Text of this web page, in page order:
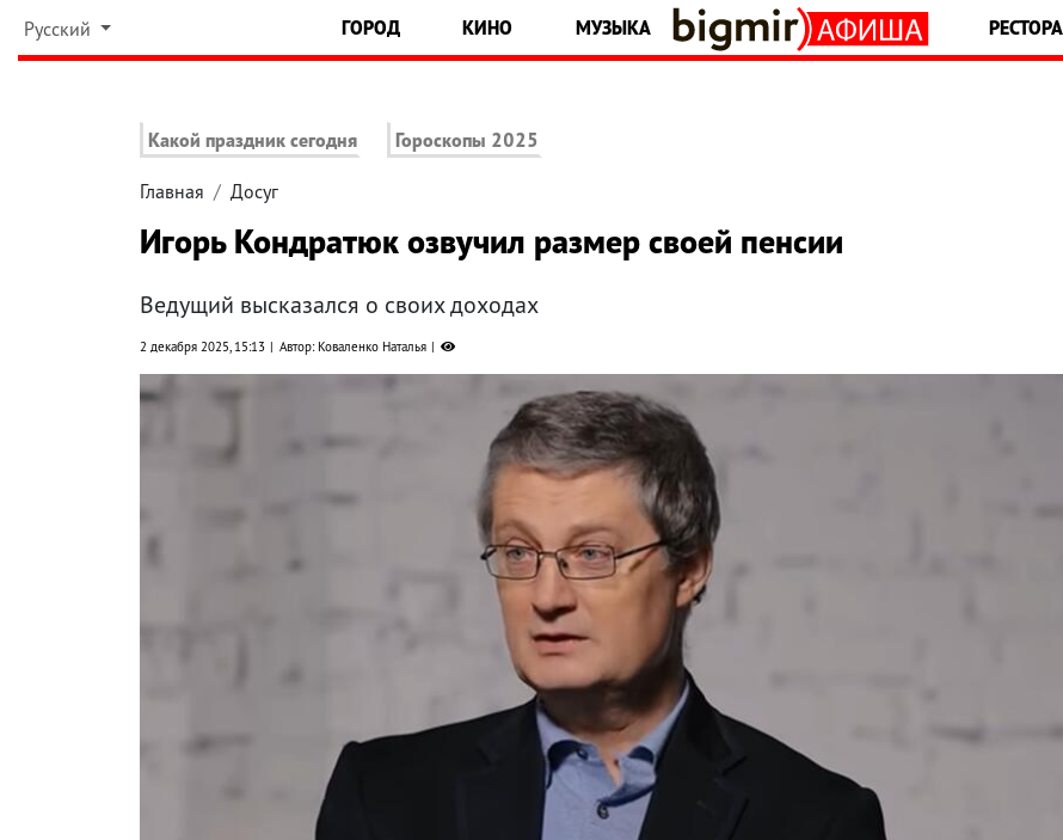
Русский ГОРОД КИНО МУЗЫКА
Какой праздник сегодня Гороскопы 2025
Главная Досуг
Игорь Кондратюк озвучил размер своей пенсии
Ведущий высказался о своих доходах
2 декабря 2025, 15:13 Автор: Коваленко Наталья